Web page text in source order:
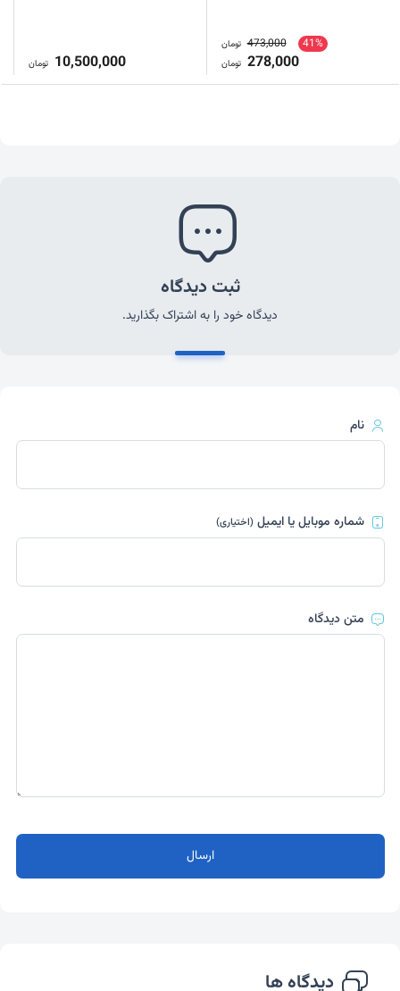
41%
473,000 تومان
278,000 تومان 10,500,000 تومان
ثبت دیدگاه
دیدگاه خود را به اشتراک بگذارید.
نام
شماره موبایل یا ایمیل(اختیاری)
متن دیدگاه
ارسال
دیدگاه ها